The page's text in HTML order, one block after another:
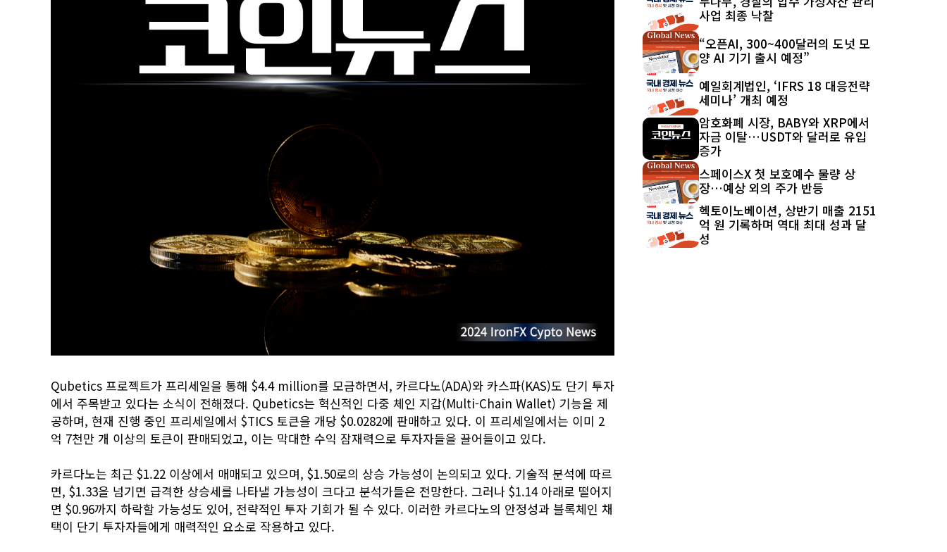
Qubetics 프로젝트가 프리세일을 통해 $4.4 million를 모금하면서, 카르다노(ADA)와 카스파(KAS)도 단기 투자
에서 주목받고 있다는 소식이 전해졌다. Qubetics는 혁신적인 다중 체인 지갑(Multi-Chain Wallet) 기능을 제
공하며, 현재 진행 중인 프리세일에서 $TICS 토큰을 개당 $0.0282에 판매하고 있다. 이 프리세일에서는 이미 2
억 7천만 개 이상의 토큰이 판매되었고, 이는 막대한 수익 잠재력으로 투자자들을 끌어들이고 있다.
카르다노는 최근 $1.22 이상에서 매매되고 있으며, $1.50로의 상승 가능성이 논의되고 있다. 기술적 분석에 따르
면, $1.33을 넘기면 급격한 상승세를 나타낼 가능성이 크다고 분석가들은 전망한다. 그러나 $1.14 아래로 떨어지
면 $0.96까지 하락할 가능성도 있어, 전략적인 투자 기회가 될 수 있다. 이러한 카르다노의 안정성과 블록체인 채
택이 단기 투자자들에게 매력적인 요소로 작용하고 있다.
사업 최종 낙찰
“오픈AI, 300~400달러의 도넛 모
양 AI 기기 출시 예정”
예일회계법인, ‘IFRS 18 대응전략
세미나’ 개최 예정
암호화폐 시장, BABY와 XRP에서
자금 이탈…USDT와 달러로 유입
증가
스페이스X 첫 보호예수 물량 상
장…예상 외의 주가 반등
헥토이노베이션, 상반기 매출 2151
억 원 기록하며 역대 최대 성과 달
성